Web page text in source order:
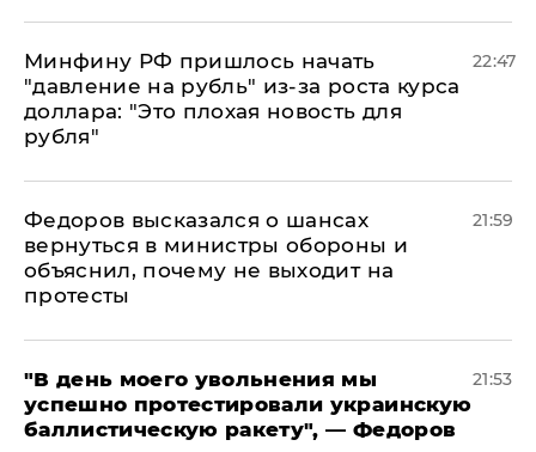
Минфину РФ пришлось начать
"давление на рубль" из-за роста курса
доллара: "Это плохая новость для
рубля"
22:47
Федоров высказался о шансах
вернуться в министры обороны и
объяснил, почему не выходит на
протесты
21:59
​"В день моего увольнения мы
успешно протестировали украинскую
баллистическую ракету", — Федоров
21:53